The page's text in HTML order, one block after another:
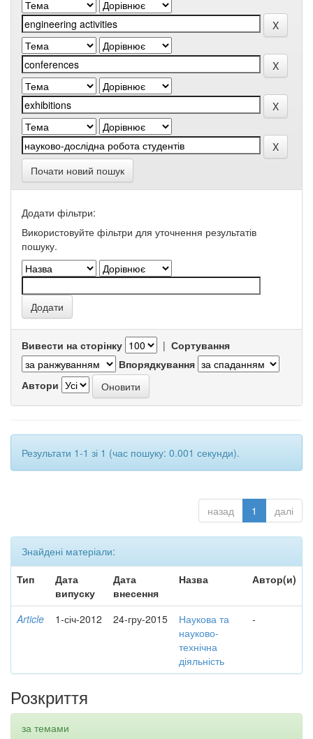
Почати новий пошук
Додати фільтри:
Використовуйте фільтри для уточнення результатів
пошуку.
Вивести на сторінку | Сортування
Впорядкування
Автори
Результати 1-1 зі 1 (час пошуку: 0.001 секунди).
назад 1 далі
Знайдені матеріали:
Тип
Дата
випуску
Дата
внесення
Назва Автор(и)
Article 1-січ-2012 24-гру-2015
Наукова та
науково-
технічна
діяльність
-
Розкриття
за темами